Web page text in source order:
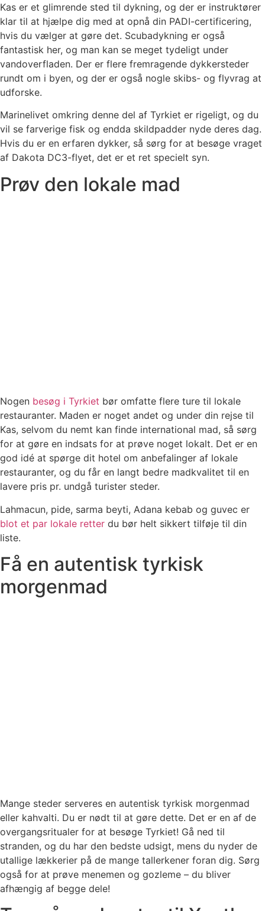
Kas er et glimrende sted til dykning, og der er instruktører
klar til at hjælpe dig med at opnå din PADI-certificering,
hvis du vælger at gøre det. Scubadykning er også
fantastisk her, og man kan se meget tydeligt under
vandoverfladen. Der er flere fremragende dykkersteder
rundt om i byen, og der er også nogle skibs- og flyvrag at
udforske.
Marinelivet omkring denne del af Tyrkiet er rigeligt, og du
vil se farverige fisk og endda skildpadder nyde deres dag.
Hvis du er en erfaren dykker, så sørg for at besøge vraget
af Dakota DC3-flyet, det er et ret specielt syn.
Prøv den lokale mad
Nogen besøg i Tyrkiet bør omfatte flere ture til lokale
restauranter. Maden er noget andet og under din rejse til
Kas, selvom du nemt kan finde international mad, så sørg
for at gøre en indsats for at prøve noget lokalt. Det er en
god idé at spørge dit hotel om anbefalinger af lokale
restauranter, og du får en langt bedre madkvalitet til en
lavere pris pr. undgå turister steder.
Lahmacun, pide, sarma beyti, Adana kebab og guvec er
blot et par lokale retter du bør helt sikkert tilføje til din
liste.
Få en autentisk tyrkisk
morgenmad
Mange steder serveres en autentisk tyrkisk morgenmad
eller kahvalti. Du er nødt til at gøre dette. Det er en af ​​de
overgangsritualer for at besøge Tyrkiet! Gå ned til
stranden, og du har den bedste udsigt, mens du nyder de
utallige lækkerier på de mange tallerkener foran dig. Sørg
også for at prøve menemen og gozleme – du bliver
afhængig af begge dele!